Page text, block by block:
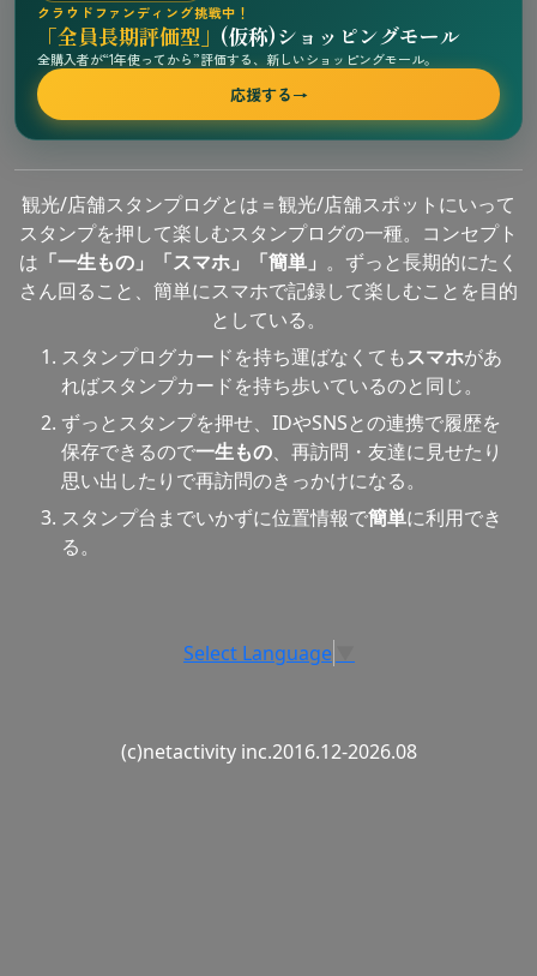
クラウドファンディング挑戦中！
「全員長期評価型」 (仮称)ショッピングモール
全購入者が“1年使ってから”評価する、新しいショッピングモール。
応援する→
観光/店舗スタンプログとは＝観光/店舗スポットにいって
スタンプを押して楽しむスタンプログの一種。コンセプト
は 「一生もの」「スマホ」「簡単」 。ずっと長期的にたく
さん回ること、簡単にスマホで記録して楽しむことを目的
としている。
スタンプログカードを持ち運ばなくてもスマホがあ
ればスタンプカードを持ち歩いているのと同じ。
ずっとスタンプを押せ、IDやSNSとの連携で履歴を
保存できるので一生もの、再訪問・友達に見せたり
思い出したりで再訪問のきっかけになる。
スタンプ台までいかずに位置情報で簡単に利用でき
る。
Select Language
(c)netactivity inc.2016.12-2026.08